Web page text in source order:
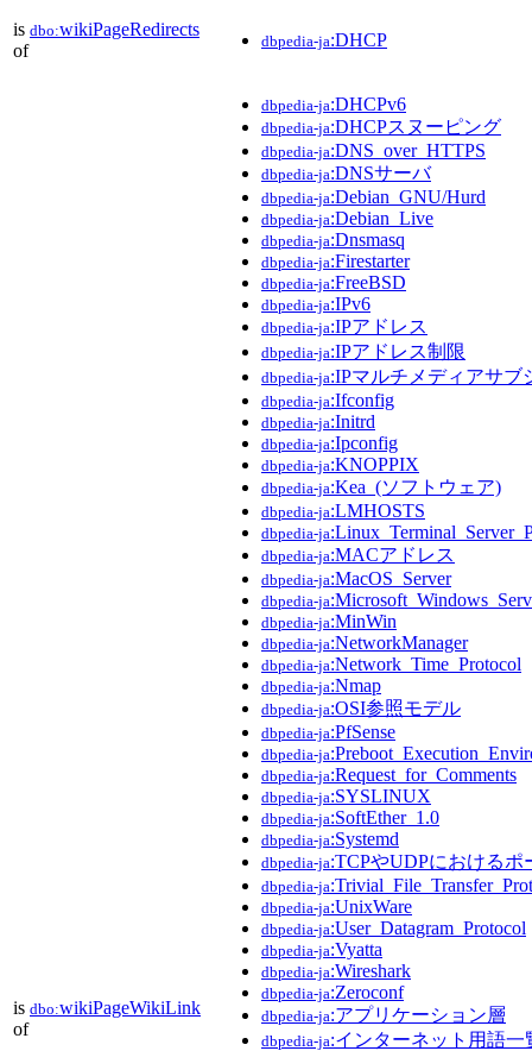
is dbo:wikiPageRedirects
of
dbpedia-ja:DHCP
is dbo:wikiPageWikiLink
of
dbpedia-ja:DHCPv6
dbpedia-ja:DHCPスヌーピング
dbpedia-ja:DNS_over_HTTPS
dbpedia-ja:DNSサーバ
dbpedia-ja:Debian_GNU/Hurd
dbpedia-ja:Debian_Live
dbpedia-ja:Dnsmasq
dbpedia-ja:Firestarter
dbpedia-ja:FreeBSD
dbpedia-ja:IPv6
dbpedia-ja:IPアドレス
dbpedia-ja:IPアドレス制限
dbpedia-ja:IPマルチメディアサブ
dbpedia-ja:Ifconfig
dbpedia-ja:Initrd
dbpedia-ja:Ipconfig
dbpedia-ja:KNOPPIX
dbpedia-ja:Kea_(ソフトウェア)
dbpedia-ja:LMHOSTS
dbpedia-ja
dbpedia-ja:MACアドレス
dbpedia-ja:MacOS_Server
dbpedia-ja
dbpedia-ja:MinWin
dbpedia-ja:NetworkManager
dbpedia-ja:Network_Time_Protocol
dbpedia-ja:Nmap
dbpedia-ja:OSI参照モデル
dbpedia-ja:PfSense
dbpedia-ja
dbpedia-ja:Request_for_Comments
dbpedia-ja:SYSLINUX
dbpedia-ja:SoftEther_1.0
dbpedia-ja:Systemd
dbpedia-ja:TCPやUDPにおけるポ
dbpedia-ja
dbpedia-ja:UnixWare
dbpedia-ja:User_Datagram_Protocol
dbpedia-ja:Vyatta
dbpedia-ja:Wireshark
dbpedia-ja:Zeroconf
dbpedia-ja:アプリケーション層
dbpedia-ja:インターネット用語一